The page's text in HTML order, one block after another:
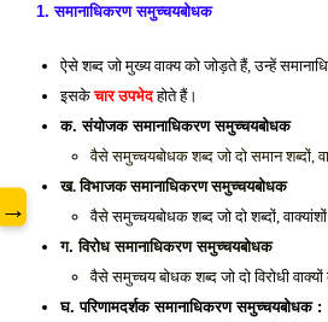
1. समानाधिकरण समुच्चयबोधक
ऐसे शब्द जो मुख्य वाक्य को जोड़ते हैं, उन्हें
इसके चार उपभेद होते हैं।
क. संयोजक समानाधिकरण समुच्चयबोधक
वैसे समुच्चयबोधक शब्द जो दो समान शब्दों,
ख. विभाजक समानाधिकरण समुच्चयबोधक
वैसे समुच्चयबोधक शब्द जो दो शब्दों,
ग. विरोध समानाधिकरण समुच्चयबोधक
वैसे समुच्चय बोधक शब्द जो दो विरोधी
घ. परिणामदर्शक समानाधिकरण समुच्चयबोधक :
→